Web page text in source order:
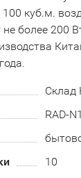
куб.м.
не более 200
Склад
RAD-
10